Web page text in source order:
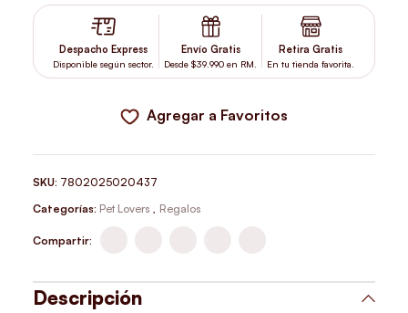
Despacho Express
Disponible según sector.
Envío Gratis
Desde $39.990 en RM.
Retira Gratis
En tu tienda favorita.
Agregar a Favoritos
SKU: 7802025020437
Categorías: Pet Lovers , Regalos
Compartir:
Descripción